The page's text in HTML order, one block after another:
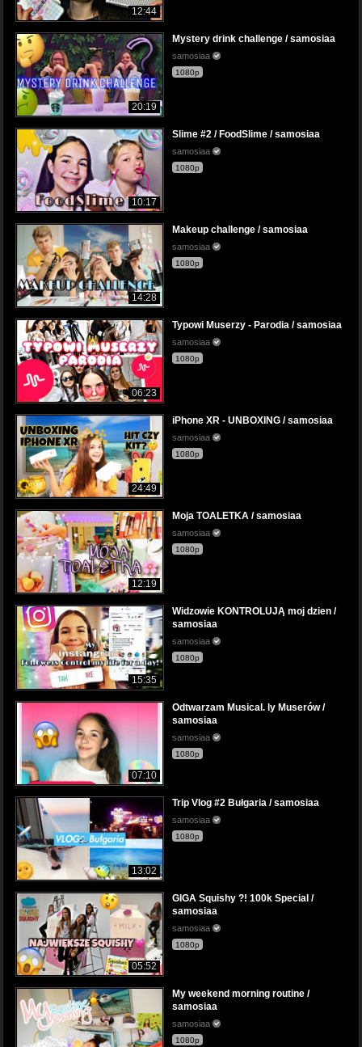
12:44
20:19
Mystery drink challenge / samosiaa
samosiaa
1080p
10:17
Slime #2 / FoodSlime / samosiaa
samosiaa
1080p
14:28
Makeup challenge / samosiaa
samosiaa
1080p
06:23
Typowi Muserzy - Parodia / samosiaa
samosiaa
1080p
24:49
iPhone XR - UNBOXING / samosiaa
samosiaa
1080p
12:19
Moja TOALETKA / samosiaa
samosiaa
1080p
15:35
Widzowie KONTROLUJĄ moj dzien /
samosiaa
samosiaa
1080p
07:10
Odtwarzam Musical. ly Muserów /
samosiaa
samosiaa
1080p
13:02
Trip Vlog #2 Bułgaria / samosiaa
samosiaa
1080p
05:52
GIGA Squishy ?! 100k Special /
samosiaa
samosiaa
1080p
My weekend morning routine /
samosiaa
samosiaa
1080p